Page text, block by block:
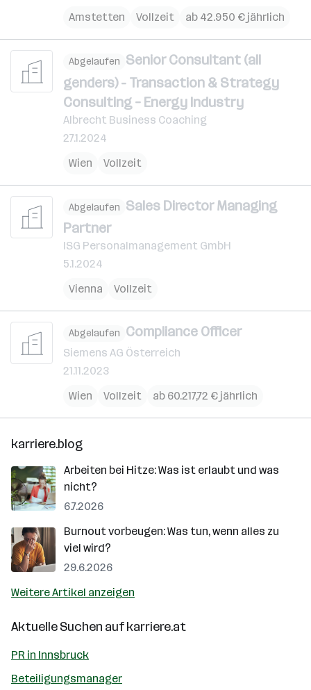
Amstetten
Vollzeit ab 42.950 € jährlich
Abgelaufen Senior Consultant (all
genders) - Transaction & Strategy
Consulting – Energy Industry
Albrecht Business Coaching
27.1.2024
Wien
Vollzeit
Abgelaufen Sales Director Managing
Partner
ISG Personalmanagement GmbH
5.1.2024
Vienna
Vollzeit
Abgelaufen Compliance Officer
Siemens AG Österreich
21.11.2023
Wien
Vollzeit ab 60.217,72 € jährlich
karriere.blog
Arbeiten bei Hitze: Was ist erlaubt und was
nicht?
6.7.2026
Burnout vorbeugen: Was tun, wenn alles zu
viel wird?
29.6.2026
Weitere Artikel anzeigen
Aktuelle Suchen aufkarriere.at
PR in Innsbruck
Beteiligungsmanager